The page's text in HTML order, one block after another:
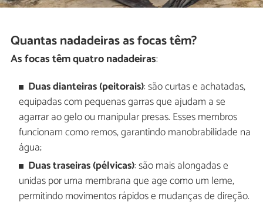
Quantas nadadeiras as focas têm?
As focas têm quatro nadadeiras:
Duas dianteiras (peitorais): são curtas e achatadas,
equipadas com pequenas garras que ajudam a se
agarrar ao gelo ou manipular presas. Esses membros
funcionam como remos, garantindo manobrabilidade na
água;
Duas traseiras (pélvicas): são mais alongadas e
unidas por uma membrana que age como um leme,
permitindo movimentos rápidos e mudanças de direção.